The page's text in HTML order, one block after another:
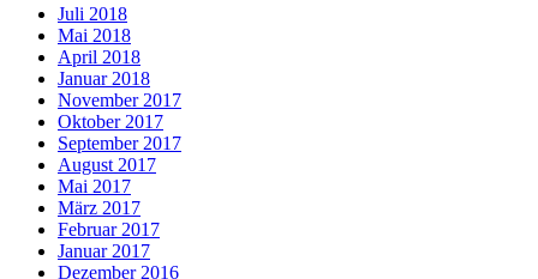
Juli 2018
Mai 2018
April 2018
Januar 2018
November 2017
Oktober 2017
September 2017
August 2017
Mai 2017
März 2017
Februar 2017
Januar 2017
Dezember 2016